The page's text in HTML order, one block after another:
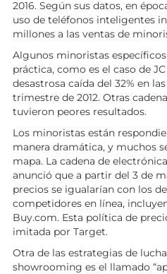
2016. Según sus datos, en
uso de teléfonos inteligentes
millones a las ventas de
Algunos minoristas
práctica, como es el caso de
desastrosa caída del 32% en
trimestre de 2012. Otras
tuvieron peores resultados.
Los minoristas están
manera dramática, y muchos
mapa. La cadena de
anunció que a partir del 3 de
precios se igualarían con los
competidores en línea,
Buy.com. Esta política de
imitada por Target.
Otra de las estrategias de
showrooming es el llamado